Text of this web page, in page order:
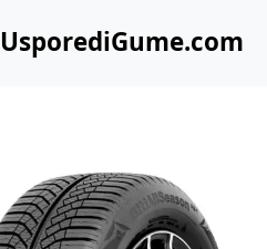
UsporediGume.com